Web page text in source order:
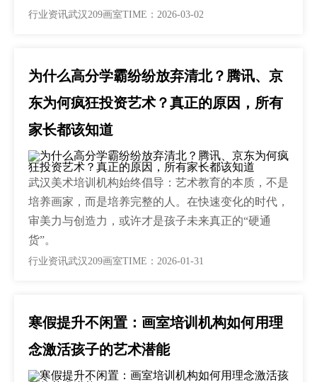
行业资讯武汉209画室TIME：2026-03-02
为什么高分学霸纷纷放弃清北？腾讯、京
东为何疯狂投资艺术？真正的原因，所有
家长都该知道
武汉美术培训机构始终倡导：艺术教育的本质，不是
培养画家，而是培养完整的人。在快速变化的时代，
审美力与创造力，或许才是孩子未来真正的“硬通
货”。
行业资讯武汉209画室TIME：2026-01-31
寒假提升不闲置：画室培训机构如何用理
念激活孩子的艺术潜能